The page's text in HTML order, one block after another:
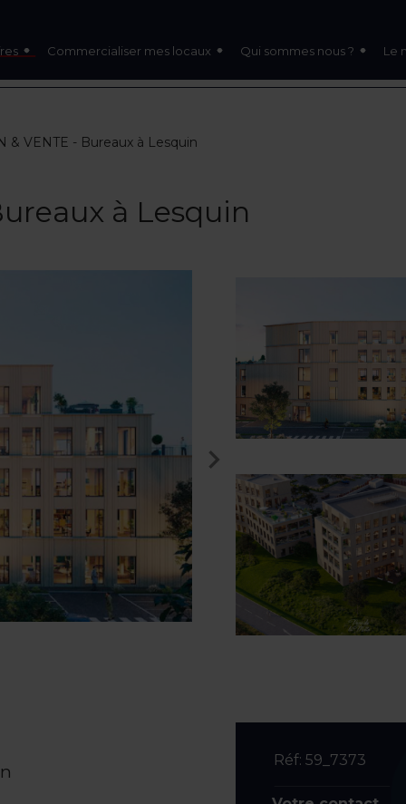
Commercialiser mes locaux Qui sommes nous ? Le
& VENTE - Bureaux à Lesquin
à Lesquin
Réf: 59_7373